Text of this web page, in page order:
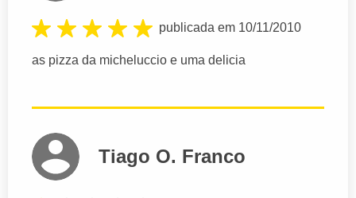
publicada em 10/11/2010
as pizza da micheluccio e uma delicia
Tiago O. Franco